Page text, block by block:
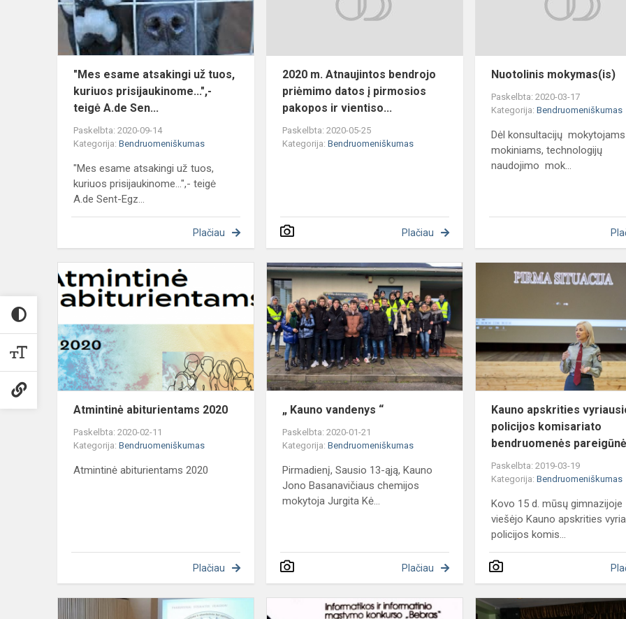
prisijaukinome...",-...
"Mes esame atsakingi už tuos,
kuriuos prisijaukinome...",-
teigė A.de Sen...
Paskelbta: 2020-09-14
Kategorija: Bendruomeniškumas
"Mes esame atsakingi už tuos,
kuriuos prisijaukinome...",- teigė
A.de Sent-Egz...
Plačiau
2020 m. Atnaujintos bendrojo
priėmimo datos į pirmosios
pakopos ir vientiso...
Paskelbta: 2020-05-25
Kategorija:Bendruomeniškumas
Plačiau
Nuotolinis mokymas(is)
Paskelbta: 2020-03-17
Kategorija:Bendruomeniškumas
Dėl konsultacijų
mokiniams, technologijų
naudojimo mok...
Atmintinė
abiturientams
2020
Atmintinė abiturientams 2020
Paskelbta: 2020-02-11
Kategorija: Bendruomeniškumas
Atmintinė abiturientams 2020
Plačiau
„
Kauno
„ Kauno vandenys “
Paskelbta: 2020-01-21
Kategorija:Bendruomeniškumas
Pirmadienį, Sausio 13-ąją, Kauno
Jono Basanavičiaus chemijos
mokytoja Jurgita Kė...
Plačiau
Kauno apskrities
policijos komisariato
bendruomenės pareigūnė
Paskelbta: 2019-03-19
Kategorija:Bendruomeniškumas
Kovo 15 d. mūsų gimnazijoje
viešėjo Kauno apskrities
policijos komis...
BEBRO